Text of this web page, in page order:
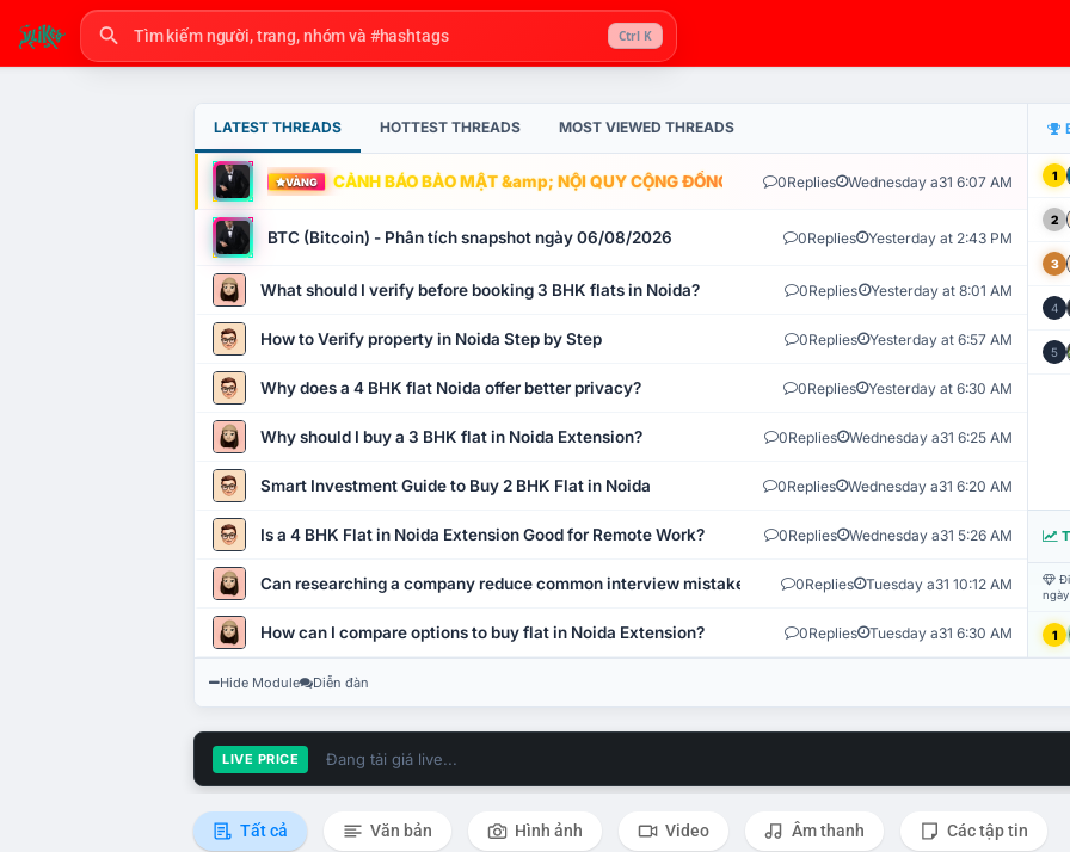
Ctrl K
LATEST THREADS HOTTEST THREADS MOST VIEWED THREADS
VÀNG CẢNH BÁO BẢO MẬT &amp; NỘI QUY CỘNG ĐỒNG VLIKE.VN: HỆ THỐNG GIÁM SÁT TỰ
0Replies Wednesday a31 6:07 AM
BTC (Bitcoin) - Phân tích snapshot ngày 06/08/2026 0Replies Yesterday at 2:43 PM
What should I verify before booking 3 BHK flats in Noida? 0Replies Yesterday at 8:01 AM
How to Verify property in Noida Step by Step 0Replies Yesterday at 6:57 AM
Why does a 4 BHK flat Noida offer better privacy? 0Replies Yesterday at 6:30 AM
Why should I buy a 3 BHK flat in Noida Extension? 0Replies Wednesday a31 6:25 AM
Smart Investment Guide to Buy 2 BHK Flat in Noida 0Replies Wednesday a31 6:20 AM
Is a 4 BHK Flat in Noida Extension Good for Remote Work? 0Replies Wednesday a31 5:26 AM
Can researching a company reduce common interview mistakes? 0Replies Tuesday a31 10:12 AM
How can I compare options to buy flat in Noida Extension? 0Replies Tuesday a31 6:30 AM
1
2
3
4
5
1
Hide Module Diễn đàn
LIVE PRICE Đang tải giá live...
Tất cả Văn bản Hình ảnh Video Âm thanh Các tập tin